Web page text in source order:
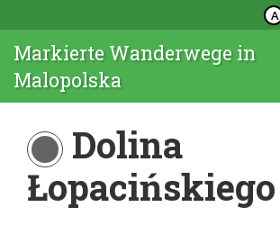
A
Markierte Wanderwege in
Malopolska
Dolina
Łopacińskiego